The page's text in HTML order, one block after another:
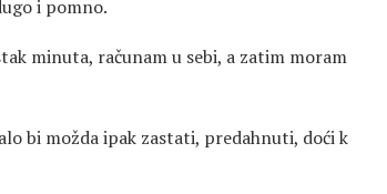
i pomno.
minuta, računam u sebi, a zatim moram
bi možda ipak zastati, predahnuti, doći k